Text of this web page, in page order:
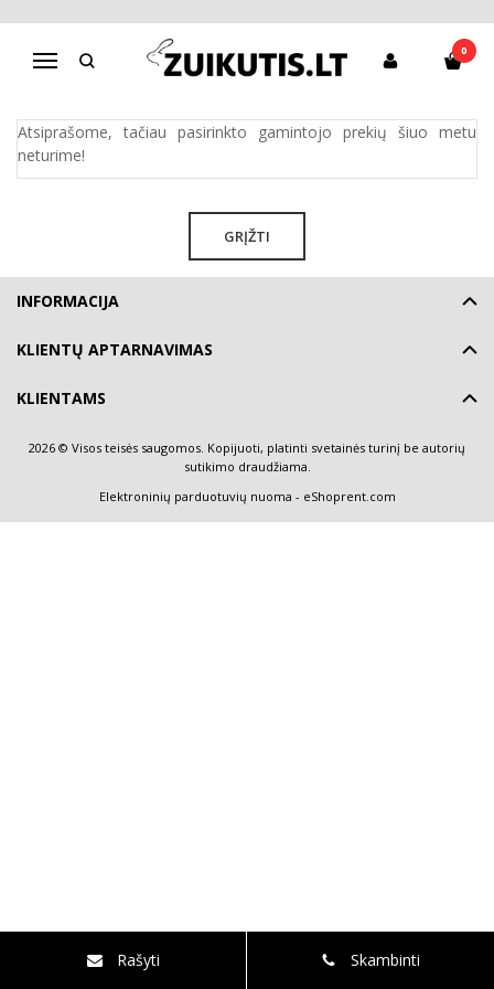
Navigacija
0
PEPPA PIG
Pagrindinis Pirkite pagal gamintoją Peppa Pig
Atsiprašome, tačiau pasirinkto gamintojo prekių šiuo metu
neturime!
GRĮŽTI
INFORMACIJA
KLIENTŲ APTARNAVIMAS
KLIENTAMS
2026 © Visos teisės saugomos. Kopijuoti, platinti svetainės turinį be autorių
sutikimo draudžiama.
Elektroninių parduotuvių nuoma - eShoprent.com
Rašyti Skambinti